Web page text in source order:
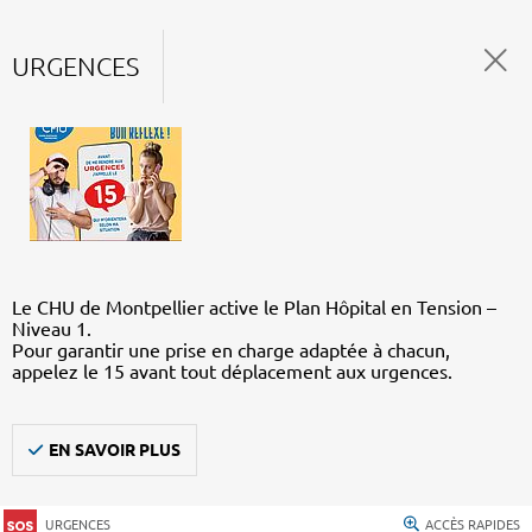
URGENCES
Le CHU de Montpellier active le Plan Hôpital en Tension –
Niveau 1.
Pour garantir une prise en charge adaptée à chacun,
appelez le 15 avant tout déplacement aux urgences.
EN SAVOIR PLUS
URGENCES ACCÈS RAPIDES